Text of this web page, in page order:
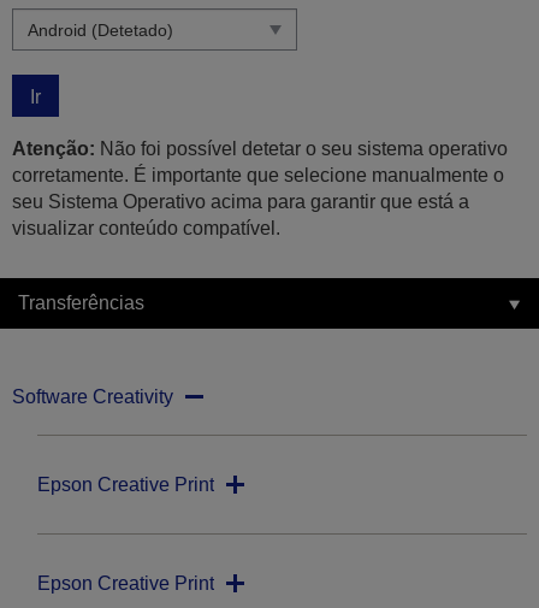
Ir
Atenção: Não foi possível detetar o seu sistema operativo
corretamente. É importante que selecione manualmente o
seu Sistema Operativo acima para garantir que está a
visualizar conteúdo compatível.
Transferências
Software Creativity
Epson Creative Print
Epson Creative Print